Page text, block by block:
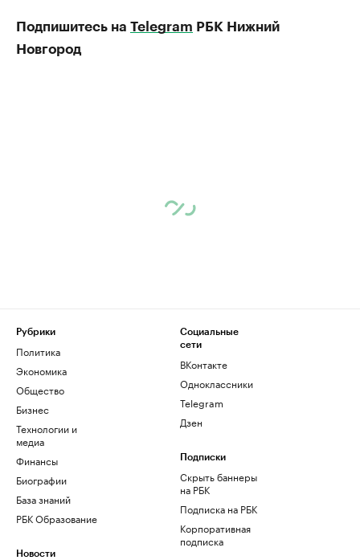
Подпишитесь на Telegram РБК Нижний
Новгород
Рубрики
Политика
Экономика
Общество
Бизнес
Технологии и
медиа
Финансы
Биографии
База знаний
РБК Образование
Новости
Социальные
сети
ВКонтакте
Одноклассники
Telegram
Дзен
Подписки
Скрыть баннеры
на РБК
Подписка на РБК
Корпоративная
подписка